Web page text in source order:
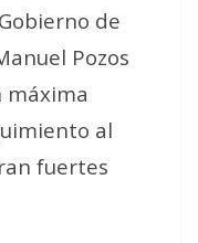
de
Pozos
máxima
al
fuertes